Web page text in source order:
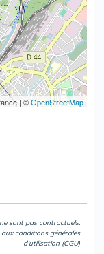
| ©OpenStreetMap
sont pas contractuels.
aux conditions générales
d'utilisation (CGU)